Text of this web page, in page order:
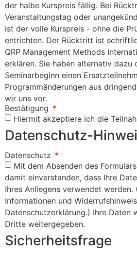
der halbe Kurspreis fällig. Bei
Veranstaltungstag oder
ist der volle Kurspreis - ohne die
entrichten. Der Rücktritt ist
QRP Management Methods
erklären. Sie haben alternativ
Seminarbeginn einen
Programmänderungen aus
wir uns vor.
Bestätigung
Hiermit akzeptiere ich die
Datenschutz-
Datenschutz
Mit dem Absenden des
damit einverstanden, dass Ihre
Ihres Anliegens verwendet werden.
Informationen und
Datenschutzerklärung.) Ihre Daten
Dritte weitergegeben.
Sicherheitsfrage